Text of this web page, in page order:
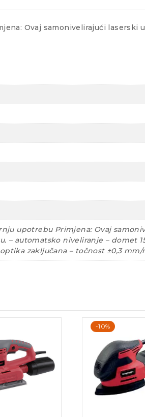
Ovaj samonivelirajući
upotrebu Primjena: Ovaj
– automatsko niveliranje – domet
zaključana – točnost ±0,3 mm/
-10%